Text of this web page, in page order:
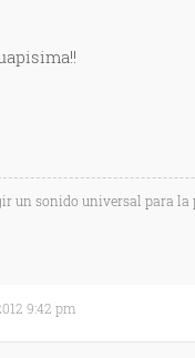
un sonido universal para la
9:42 pm